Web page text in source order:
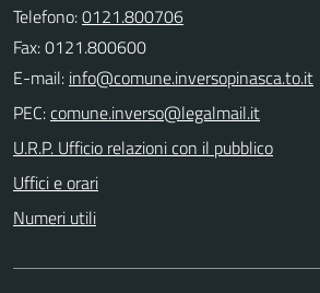
Telefono:0121.800706
Fax: 0121.800600
E-mail:
PEC:
U.R.P. Ufficio relazioni con il pubblico
Uffici e orari
Numeri utili